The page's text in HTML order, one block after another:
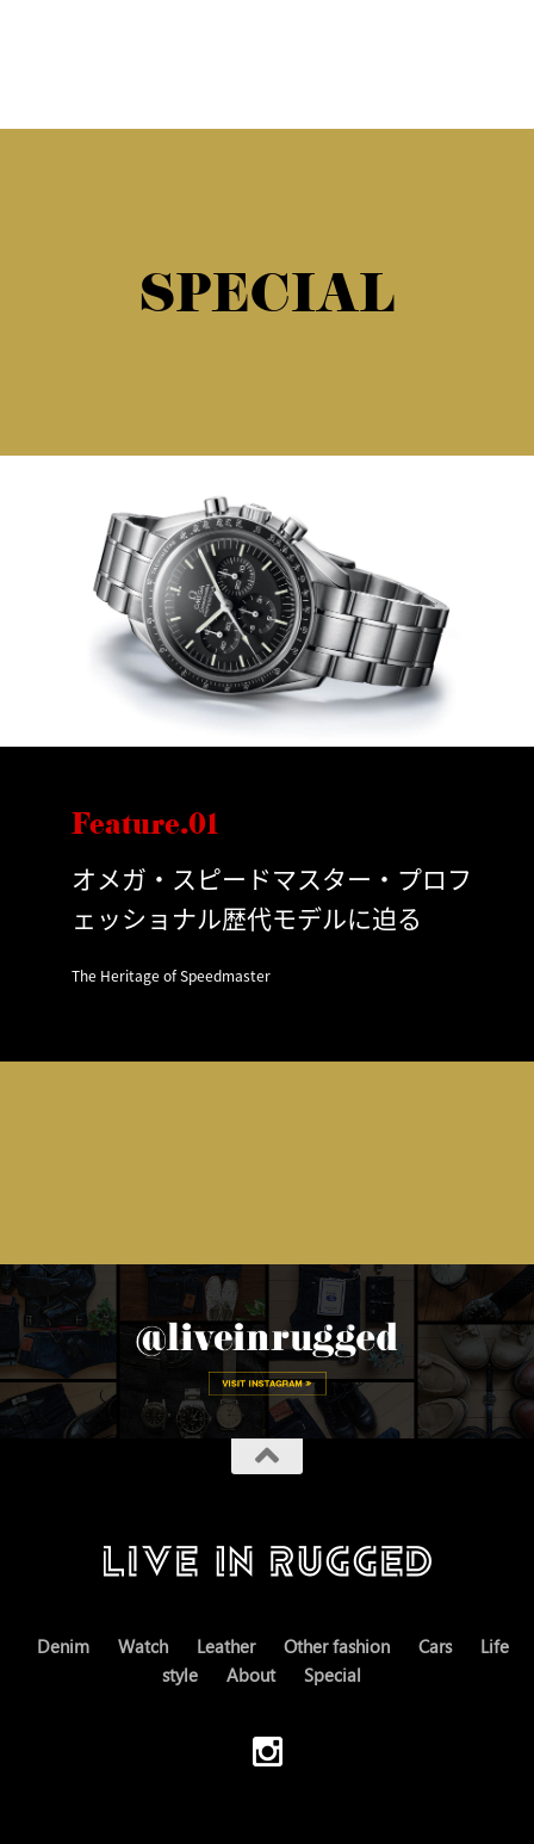
SPECIAL
Feature.01
オメガ・スピードマスター・プロフ
ェッショナル歴代モデルに迫る
The Heritage of Speedmaster
Denim Watch Leather Other fashion Cars
Life
style
About Special